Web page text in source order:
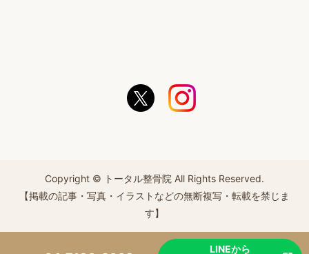
Copyright © トータル整骨院 All Rights Reserved.
【掲載の記事・写真・イラストなどの無断複写・転載を禁じま
す】
LINEから